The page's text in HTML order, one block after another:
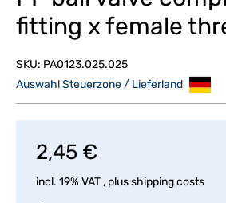
fitting x female
SKU: PA0123.025.025
Auswahl Steuerzone / Lieferland
2,45 €
incl. 19% VAT , plusshipping costs